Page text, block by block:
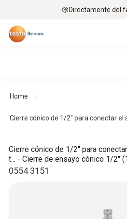
Directamente del
Home
Cierre cónico de 1/2" para conectar el
0554 3151
Cierre cónico de 1/2" para
t... - Cierre de ensayo cónico 1/2"